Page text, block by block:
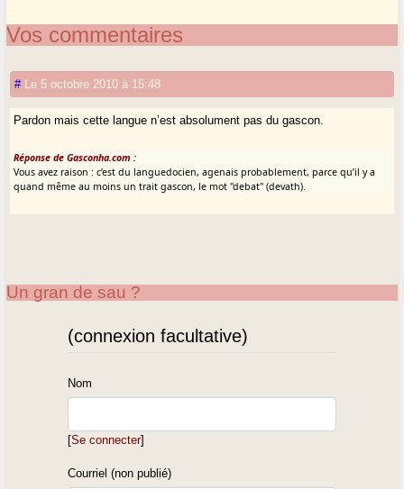
Vos commentaires
# Le 5 octobre 2010 à 15:48
Pardon mais cette langue n’est absolument pas du gascon.
Réponse de Gasconha.com :
Vous avez raison : c’est du languedocien, agenais probablement, parce qu’il y a
quand même au moins un trait gascon, le mot "debat" (devath).
Un gran de sau ?
(connexion facultative)
Nom
[Se connecter]
Courriel (non publié)